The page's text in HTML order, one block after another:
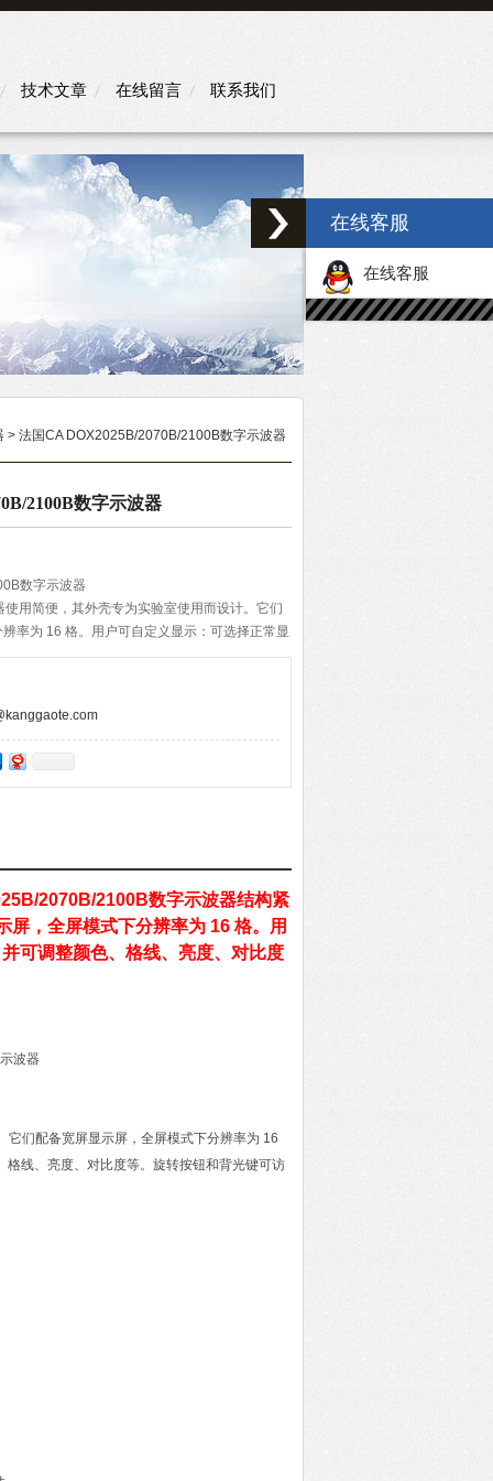
技术文章 在线留言 联系我们
> 法国CA DOX2025B/2070B/2100B数字示波器
2100B数字示波器
数字示波器
用简便，其外壳专为实验室使用而设计。它们
率为 16 格。用户可自定义显示：可选择正常显
并可调整颜色、格线、亮度、对比度等。
2070B/2100B数字示波器结构紧
，全屏模式下分辨率为 16 格。用
可调整颜色、格线、亮度、对比度
们配备宽屏显示屏，全屏模式下分辨率为 16
线、亮度、对比度等。旋转按钮和背光键可访
在线客服
在线客服